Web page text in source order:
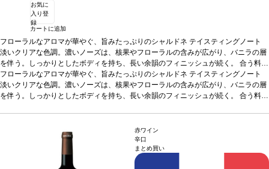
お気に
入り登
録
カートに追加
フローラルなアロマが華やぐ、旨みたっぷりのシャルドネ テイスティングノート
淡いクリアな色調。濃いノーズは、核果やフローラルの含みが広がり、バニラの層
を伴う。しっかりとしたボディを持ち、長い余韻のフィニッシュが続く。 合う料理
家禽やポーク料理、濃厚な料理、魚、シーフードなどと好相性 葡萄品種シャルド
ネ 100%*本ヴィンテージが在庫切れの場合、在庫があり価格が同様の場合は自動
的に次のヴィンテージに変更されます、ご了承ください。
フローラルなアロマが華やぐ、旨みたっぷりのシャルドネ テイスティングノート
淡いクリアな色調。濃いノーズは、核果やフローラルの含みが広がり、バニラの層
を伴う。しっかりとしたボディを持ち、長い余韻のフィニッシュが続く。 合う料理
的に次のヴィンテージに変更されます、ご了承ください。
赤ワイン
辛口
まとめ買い